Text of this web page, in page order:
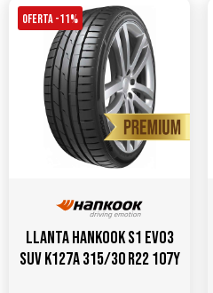
OFERTA -11%
Llanta HANKOOK S1 Evo3
SUV K127A 315/30 R22 107Y